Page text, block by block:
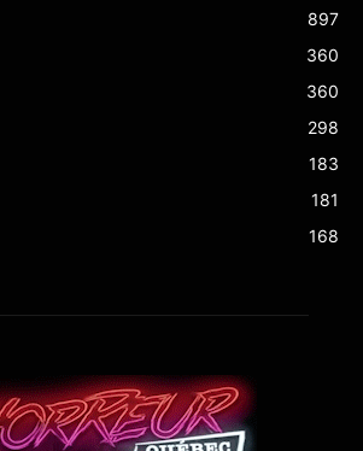
897
360
360
298
183
181
168